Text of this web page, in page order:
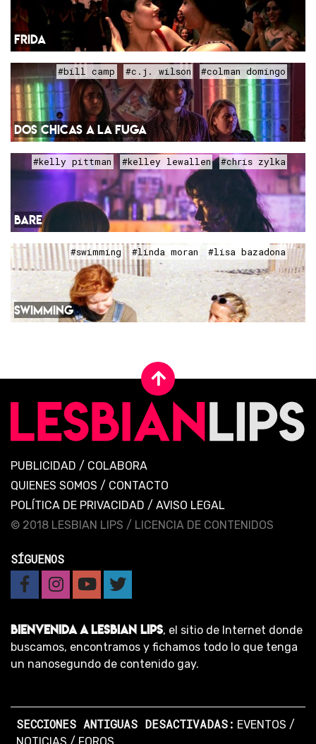
FRIDA
#bill camp #c.j. wilson #colman domingo
DOS CHICAS A LA FUGA
#kelly pittman #kelley lewallen #chris zylka
BARE
#swimming #linda moran #lisa bazadona
SWIMMING
PUBLICIDAD / COLABORA
QUIENES SOMOS / CONTACTO
POLÍTICA DE PRIVACIDAD / AVISO LEGAL
© 2018 LESBIAN LIPS / LICENCIA DE CONTENIDOS
SÍGUENOS
BIENVENIDA A LESBIAN LIPS, el sitio de Internet donde
buscamos, encontramos y fichamos todo lo que tenga
un nanosegundo de contenido gay.
SECCIONES ANTIGUAS DESACTIVADAS: EVENTOS /